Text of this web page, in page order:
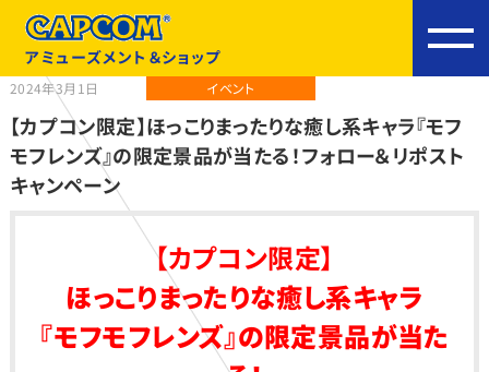
アミューズメント＆ショップ
2024年3月1日 イベント
【カプコン限定】ほっこりまったりな癒し系キャラ『モフ
モフレンズ』の限定景品が当たる！フォロー＆リポスト
キャンペーン
【カプコン限定】
ほっこりまったりな癒し系キャラ
『モフモフレンズ』の限定景品が当た